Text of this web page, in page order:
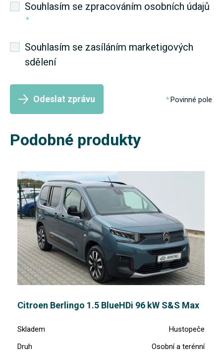
Souhlasím se zpracováním osobních údajů
*
Souhlasím se zasíláním marketigových
sdělení
Odeslat zprávu Povinné pole
Podobné produkty
Citroen Berlingo 1.5 BlueHDi 96 kW S&S Max
Skladem
Hustopeče
Druh
Osobní a terénní